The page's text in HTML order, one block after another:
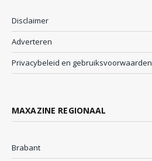
Disclaimer
Adverteren
Privacybeleid en gebruiksvoorwaarden
MAXAZINE REGIONAAL
Brabant